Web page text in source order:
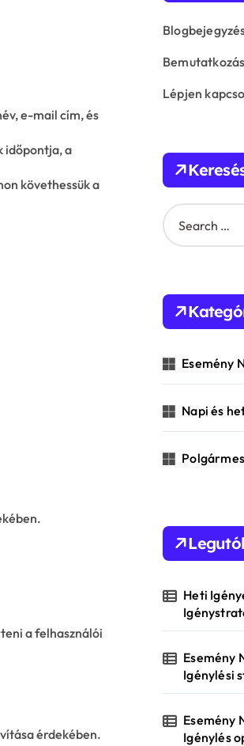
e-mail cím, és
időpontja, a
követhessük a
a felhasználói
érdekében.
Bemutatkozás
Lépjen
S
e
h
o
:
Esemény
Napi és
Heti
Esemény
Igénylési
Esemény
Igénylés